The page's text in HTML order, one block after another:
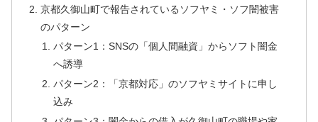
京都久御山町で報告されているソフヤミ・ソフ闇被害
のパターン
パターン1：SNSの「個人間融資」からソフト闇金
へ誘導
パターン2：「京都対応」のソフヤミサイトに申し
込み